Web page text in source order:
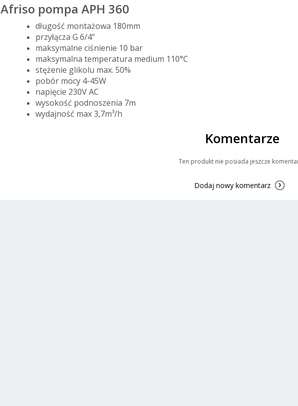
Afriso pompa APH 360
długość montażowa 180mm
przyłącza G 6/4"
maksymalne ciśnienie 10 bar
maksymalna temperatura medium 110°C
stężenie glikolu max. 50%
pobór mocy 4-45W
napięcie 230V AC
wysokość podnoszenia 7m
wydajność max 3,7m³/h
Komentarze
Ten produkt nie posiada jeszcze
Dodaj nowy komentarz